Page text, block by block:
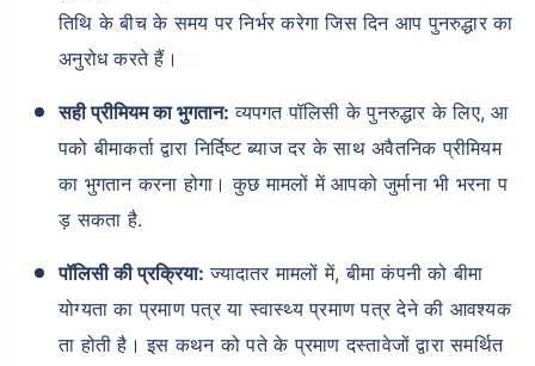
तिथि के बीच के समय पर निर्भर करेगा जिस दिन आप पुनरुद्धार का
अनुरोध करते हैं।
सही प्रीमियम का भुगतान: व्यपगत पॉलिसी के पुनरुद्धार के लिए, आ
पको बीमाकर्ता द्वारा निर्दिष्ट ब्याज दर के साथ अवैतनिक प्रीमियम
का भुगतान करना होगा। कुछ मामलों में आपको जुर्माना भी भरना प
ड़ सकता है.
पॉलिसी की प्रक्रिया: ज्यादातर मामलों में, बीमा कंपनी को बीमा
योग्यता का प्रमाण पत्र या स्वास्थ्य प्रमाण पत्र देने की आवश्यक
ता होती है। इस कथन को पते के प्रमाण दस्तावेजों द्वारा समर्थित